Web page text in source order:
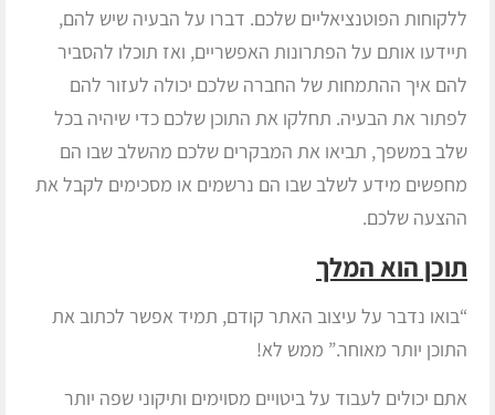
ללקוחות הפוטנציאליים שלכם. דברו על הבעיה שיש להם,
תיידעו אותם על הפתרונות האפשריים, ואז תוכלו להסביר
להם איך ההתמחות של החברה שלכם יכולה לעזור להם
לפתור את הבעיה. תחלקו את התוכן שלכם כדי שיהיה בכל
שלב במשפך, תביאו את המבקרים שלכם מהשלב שבו הם
מחפשים מידע לשלב שבו הם נרשמים או מסכימים לקבל את
ההצעה שלכם.
תוכן הוא המלך
“בואו נדבר על עיצוב האתר קודם, תמיד אפשר לכתוב את
התוכן יותר מאוחר.” ממש לא!
אתם יכולים לעבוד על ביטויים מסוימים ותיקוני שפה יותר